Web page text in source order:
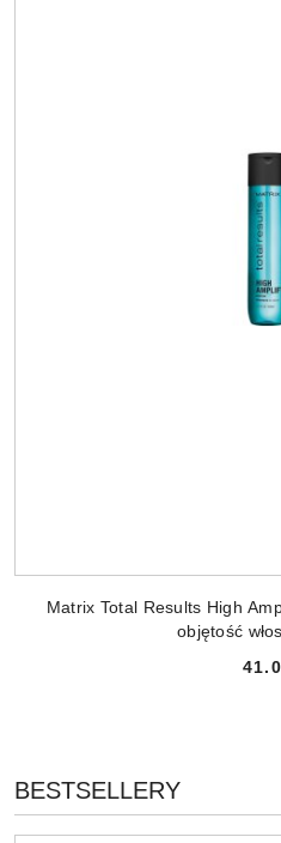
Matrix Total Results High
objętość
Pomiń karuzelę
PRODUKTY
O
BESTSELLERY